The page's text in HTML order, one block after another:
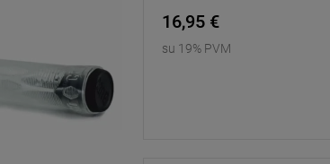
16,95 €
su 19% PVM